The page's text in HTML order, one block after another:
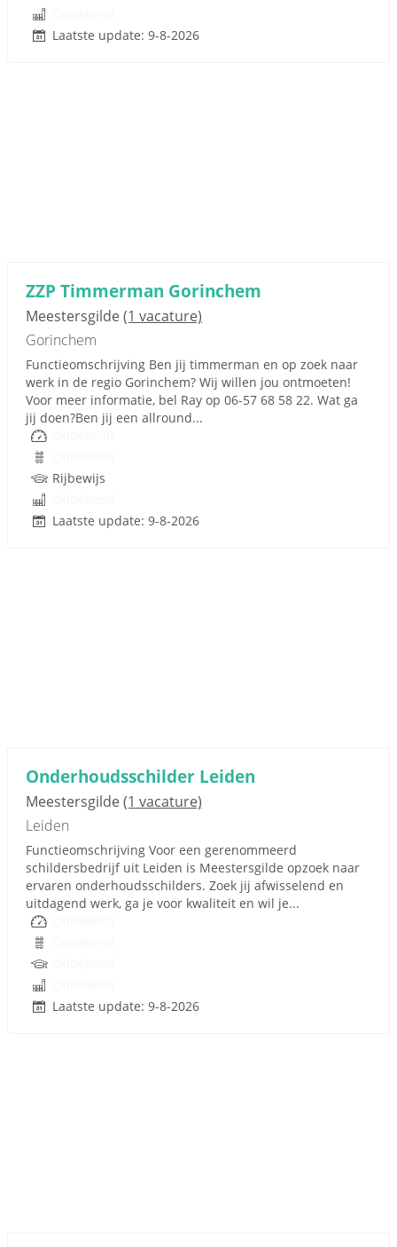
Laatste update: 9-8-2026
ZZP Timmerman Gorinchem
Meestersgilde(1 vacature)
Gorinchem
Functieomschrijving Ben jij timmerman en op zoek naar
werk in de regio Gorinchem? Wij willen jou ontmoeten!
Voor meer informatie, bel Ray op 06-57 68 58 22. Wat ga
jij doen?Ben jij een allround...
Rijbewijs
Laatste update: 9-8-2026
Onderhoudsschilder Leiden
Meestersgilde(1 vacature)
Leiden
Functieomschrijving Voor een gerenommeerd
schildersbedrijf uit Leiden is Meestersgilde opzoek naar
ervaren onderhoudsschilders. Zoek jij afwisselend en
uitdagend werk, ga je voor kwaliteit en wil je...
Laatste update: 9-8-2026